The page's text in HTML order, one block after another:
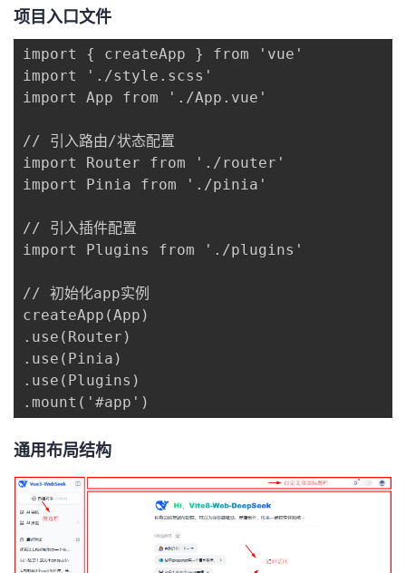
项目入口文件
import { createApp } from 'vue'
import './style.scss'
import App from './App.vue'
// 引入路由/状态配置
import Router from './router'
import Pinia from './pinia'
// 引入插件配置
import Plugins from './plugins'
// 初始化app实例
createApp(App)
.use(Router)
.use(Pinia)
.use(Plugins)
.mount('#app')
通用布局结构